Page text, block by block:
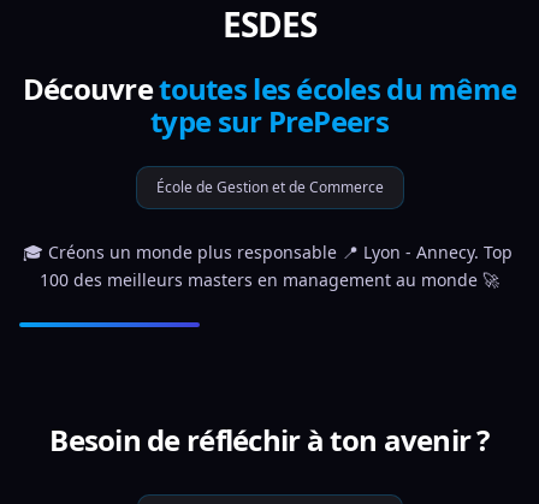
ESDES
Découvretoutes les écoles du même
type sur PrePeers
École de Gestion et de Commerce
🎓 Créons un monde plus responsable 📍 Lyon - Annecy. Top
100 des meilleurs masters en management au monde 🚀
Besoin de réfléchir à ton avenir ?